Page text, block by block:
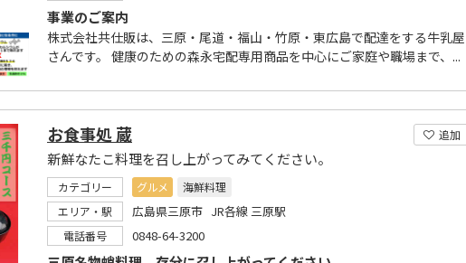
事業のご案内
株式会社共仕販は、三原・尾道・福山・竹原・東広島で配達をする牛乳屋
さんです。 健康のための森永宅配専用商品を中心にご家庭や職場まで、...
追加
お食事処 蔵
新鮮なたこ料理を召し上がってみてください。
カテゴリー グルメ
海鮮料理
エリア・駅
広島県三原市 JR各線 三原駅
電話番号 0848-64-3200